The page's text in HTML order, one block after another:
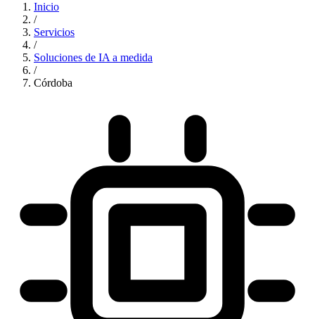
Inicio
/
Servicios
/
Soluciones de IA a medida
/
Córdoba